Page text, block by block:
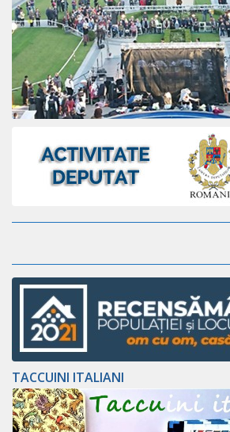
TACCUINI ITALIANI